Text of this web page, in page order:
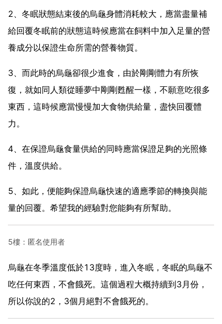
2、冬眠狀態結束後的烏龜身體消耗較大，應當盡量補
給回覆冬眠前的狀態這時候應當在飼料中加入足量的營
養成分以保證生命所需的營養物質。
3、而此時的烏龜卻很少進食，由於剛剛體力有所恢
復，就如同人類從睡夢中剛剛甦醒一樣，不願意吃很多
東西，這時候應當慢慢加大食物供給量，盡快回覆體
力。
4、在保證烏龜食量供給的同時應當保證足夠的光照條
件，溫度供給。
5、如此，便能夠保證烏龜快速的適應季節的轉換與能
量的回覆。希望我的經驗對您能夠有所幫助。
5樓：匿名使用者
烏龜在冬季溫度低於13度時，進入冬眠，冬眠的烏龜不
吃任何東西，不會餓死。這個過程大概持續到3月份，
所以你說的2，3個月絕對不會餓死的。